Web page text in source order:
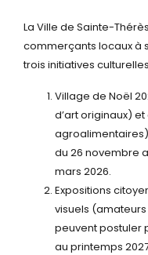
La Ville de Sainte-
commerçants locaux à
trois initiatives
Village de Noël
d’art originaux)
du 26 novembre
mars 2026.
Expositions
visuels
peuvent postuler
au printemps